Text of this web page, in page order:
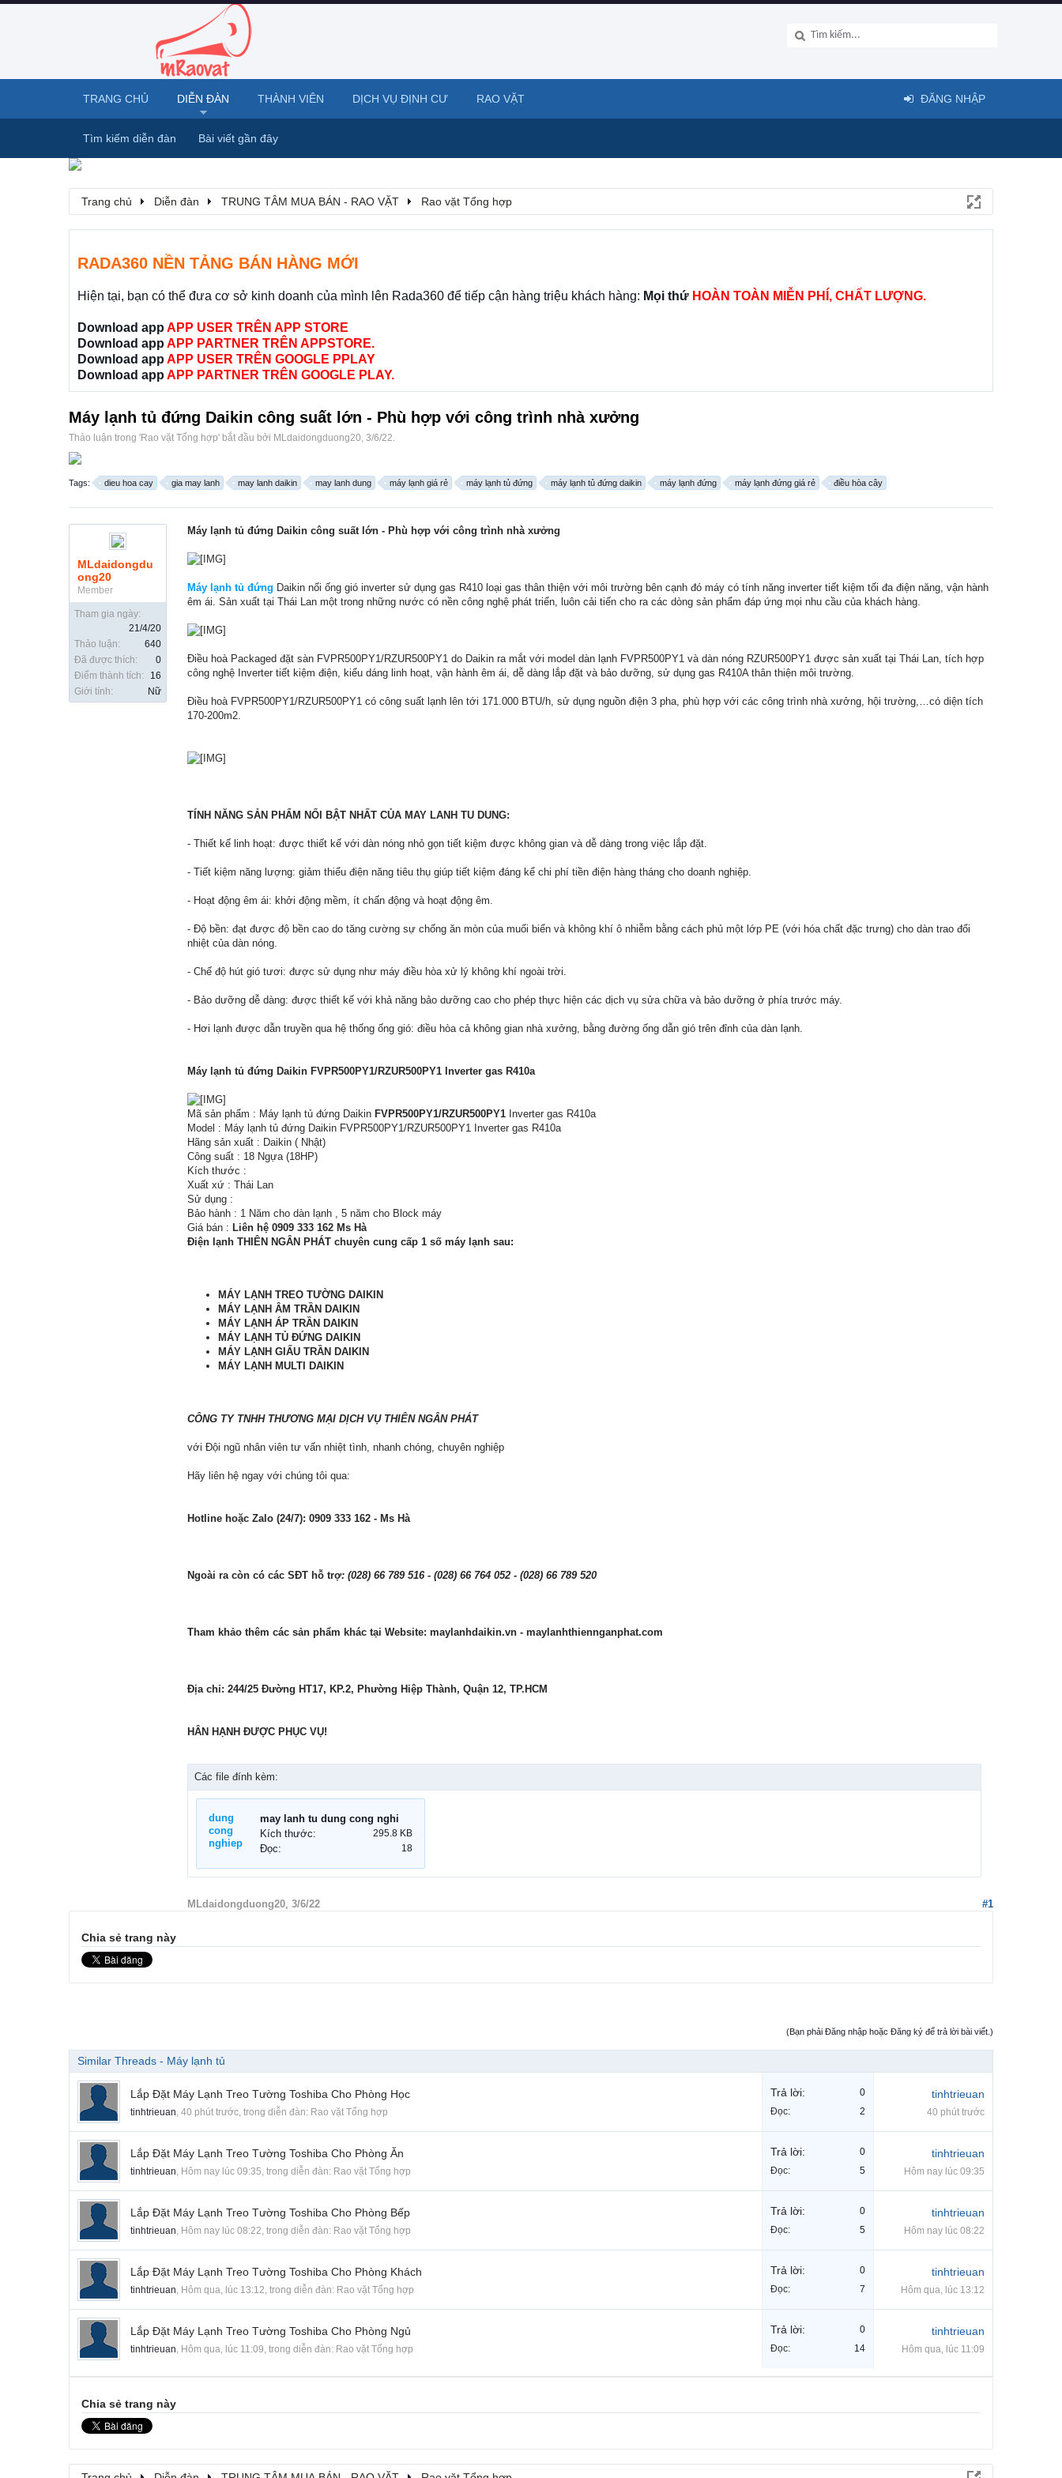
Trang chủ Diễn đàn TRUNG TÂM MUA BÁN - RAO VẶT Rao vặt Tổng hợp
RADA360 NỀN TẢNG BÁN HÀNG MỚI
Hiện tại, bạn có thể đưa cơ sở kinh doanh của mình lên Rada360 để tiếp cận hàng triệu khách hàng: Mọi thứ HOÀN TOÀN MIỄN PHÍ, CHẤT LƯỢNG.
Download app APP USER TRÊN APP STORE
Download app APP PARTNER TRÊN APPSTORE.
Download app APP USER TRÊN GOOGLE PPLAY
Download app APP PARTNER TRÊN GOOGLE PLAY.
Máy lạnh tủ đứng Daikin công suất lớn - Phù hợp với công trình nhà xưởng
Thảo luận trong 'Rao vặt Tổng hợp' bắt đầu bởi MLdaidongduong20, 3/6/22.
Tags: dieu hoa cay gia may lanh may lanh daikin may lanh dung máy lạnh giá rẻ máy lạnh tủ đứng máy lạnh tủ đứng daikin máy lạnh đứng máy lạnh đứng giá rẻ điều hòa cây
MLdaidongdu
ong20
Member
Tham gia ngày:
21/4/20
Thảo luận:
640
Đã được thích:
0
Điểm thành tích:
16
Giới tính:
Nữ
Máy lạnh tủ đứng Daikin công suất lớn - Phù hợp với công trình nhà xưởng
Máy lạnh tủ đứng Daikin nối ống gió inverter sử dụng gas R410 loại gas thân thiện với môi trường bên cạnh đó máy có tính năng inverter tiết kiệm tối đa điện năng, vận hành
êm ái. Sản xuất tại Thái Lan một trong những nước có nền công nghệ phát triển, luôn cải tiến cho ra các dòng sản phẩm đáp ứng mọi nhu cầu của khách hàng.
Điều hoà Packaged đặt sàn FVPR500PY1/RZUR500PY1 do Daikin ra mắt với model dàn lạnh FVPR500PY1 và dàn nóng RZUR500PY1 được sản xuất tại Thái Lan, tích hợp
công nghệ Inverter tiết kiệm điện, kiểu dáng linh hoạt, vận hành êm ái, dễ dàng lắp đặt và bảo dưỡng, sử dụng gas R410A thân thiện môi trường.
Điều hoà FVPR500PY1/RZUR500PY1 có công suất lạnh lên tới 171.000 BTU/h, sử dụng nguồn điện 3 pha, phù hợp với các công trình nhà xưởng, hội trường,…có diện tích
170-200m2.
TÍNH NĂNG SẢN PHẨM NỔI BẬT NHẤT CỦA MAY LANH TU DUNG:
- Thiết kế linh hoạt: được thiết kế với dàn nóng nhỏ gọn tiết kiệm được không gian và dễ dàng trong việc lắp đặt.
- Tiết kiệm năng lượng: giảm thiểu điện năng tiêu thụ giúp tiết kiệm đáng kể chi phí tiền điện hàng tháng cho doanh nghiệp.
- Hoạt động êm ái: khởi động mềm, ít chấn động và hoạt động êm.
- Độ bền: đạt được độ bền cao do tăng cường sự chống ăn mòn của muối biển và không khí ô nhiễm bằng cách phủ một lớp PE (với hóa chất đặc trưng) cho dàn trao đổi
nhiệt của dàn nóng.
- Chế độ hút gió tươi: được sử dụng như máy điều hòa xử lý không khí ngoài trời.
- Bảo dưỡng dễ dàng: được thiết kế với khả năng bảo dưỡng cao cho phép thực hiện các dịch vụ sửa chữa và bảo dưỡng ở phía trước máy.
- Hơi lạnh được dẫn truyền qua hệ thống ống gió: điều hòa cả không gian nhà xưởng, bằng đường ống dẫn gió trên đỉnh của dàn lạnh.
Máy lạnh tủ đứng Daikin FVPR500PY1/RZUR500PY1 Inverter gas R410a
Mã sản phẩm : Máy lạnh tủ đứng Daikin FVPR500PY1/RZUR500PY1 Inverter gas R410a
Model : Máy lạnh tủ đứng Daikin FVPR500PY1/RZUR500PY1 Inverter gas R410a
Hãng sản xuất : Daikin ( Nhật)
Công suất : 18 Ngựa (18HP)
Kích thước :
Xuất xứ : Thái Lan
Sử dụng :
Bảo hành : 1 Năm cho dàn lạnh , 5 năm cho Block máy
Giá bán : Liên hệ 0909 333 162 Ms Hà
Điện lạnh THIÊN NGÂN PHÁT chuyên cung cấp 1 số máy lạnh sau:
MÁY LẠNH TREO TƯỜNG DAIKIN
MÁY LẠNH ÂM TRẦN DAIKIN
MÁY LẠNH ÁP TRẦN DAIKIN
MÁY LẠNH TỦ ĐỨNG DAIKIN
MÁY LẠNH GIẤU TRẦN DAIKIN
MÁY LẠNH MULTI
DAIKIN
CÔNG TY TNHH THƯƠNG MẠI DỊCH VỤ THIÊN NGÂN PHÁT
với Đội ngũ nhân viên tư vấn nhiệt tình, nhanh chóng, chuyên nghiệp
Hãy liên hệ ngay với chúng tôi qua:
Hotline hoặc Zalo (24/7): 0909 333 162 - Ms Hà
Ngoài ra còn có các SĐT hỗ trợ: (028) 66 789 516 - (028) 66 764 052 - (028) 66 789 520
Tham khảo thêm các sản phẩm khác tại Website: maylanhdaikin.vn - maylanhthiennganphat.com
Địa chỉ: 244/25 Đường HT17, KP.2, Phường Hiệp Thành, Quận 12, TP.HCM
HÂN HẠNH ĐƯỢC PHỤC VỤ!
Các file đính kèm:
Kích thước: 295.8 KB
Đọc: 18
MLdaidongduong20, 3/6/22 #1
Chia sẻ trang này
(Bạn phải Đăng nhập hoặc Đăng ký để trả lời bài viết.)
Similar Threads - Máy lạnh tủ
Lắp Đặt Máy Lạnh Treo Tường Toshiba Cho Phòng Học
tinhtrieuan, 40 phút trước, trong diễn đàn: Rao vặt Tổng hợp
Trả lời:
0
Đọc:
2
tinhtrieuan
40 phút trước
Lắp Đặt Máy Lạnh Treo Tường Toshiba Cho Phòng Ăn
tinhtrieuan, Hôm nay lúc 09:35, trong diễn đàn: Rao vặt Tổng hợp
Trả lời:
0
Đọc:
5
tinhtrieuan
Hôm nay lúc 09:35
Lắp Đặt Máy Lạnh Treo Tường Toshiba Cho Phòng Bếp
tinhtrieuan, Hôm nay lúc 08:22, trong diễn đàn: Rao vặt Tổng hợp
Trả lời:
0
Đọc:
5
tinhtrieuan
Hôm nay lúc 08:22
Lắp Đặt Máy Lạnh Treo Tường Toshiba Cho Phòng Khách
tinhtrieuan, Hôm qua, lúc 13:12, trong diễn đàn: Rao vặt Tổng hợp
Trả lời:
0
Đọc:
7
tinhtrieuan
Hôm qua, lúc 13:12
Lắp Đặt Máy Lạnh Treo Tường Toshiba Cho Phòng Ngủ
tinhtrieuan, Hôm qua, lúc 11:09, trong diễn đàn: Rao vặt Tổng hợp
Trả lời:
0
Đọc:
14
tinhtrieuan
Hôm qua, lúc 11:09
Chia sẻ trang này
TRANG CHỦ DIỄN ĐÀN
Tìm kiếm diễn đàn Bài viết gần đây
THÀNH VIÊN DỊCH VỤ ĐỊNH CƯ RAO VẶT ĐĂNG NHẬP